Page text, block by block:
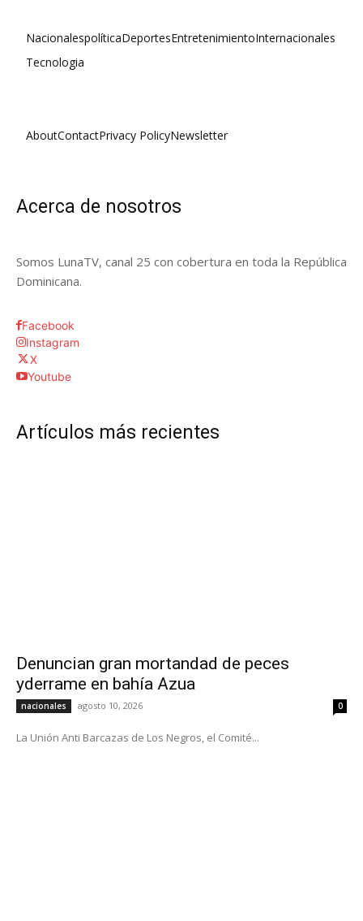
NacionalespolíticaDeportesEntretenimientoInternacionales
Tecnologia
AboutContactPrivacy PolicyNewsletter
Acerca de nosotros
Somos LunaTV, canal 25 con cobertura en toda la República
Dominicana.
Facebook
Instagram
X
Youtube
Artículos más recientes
Denuncian gran mortandad de peces
yderrame en bahía Azua
nacionales agosto 10, 2026 0
La Unión Anti Barcazas de Los Negros, el Comité...